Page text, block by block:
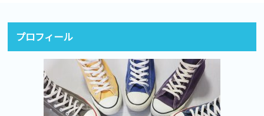
プロフィール